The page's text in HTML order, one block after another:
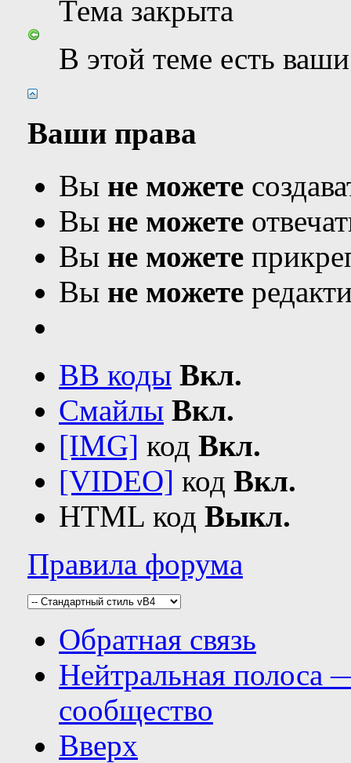
Тема закрыта
В этой теме есть
Ваши права
Вы не можете
Вы не можете
Вы не можете
Вы не можете
BB коды Вкл.
Смайлы Вкл.
[IMG] код Вкл.
[VIDEO] код Вкл.
HTML код Выкл.
Правила форума
Обратная связь
Нейтральная полоса
сообщество
Вверх